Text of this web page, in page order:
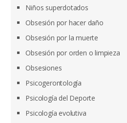
Niños superdotados
Obsesión por hacer daño
Obsesión por la muerte
Obsesión por orden o limpieza
Obsesiones
Psicogerontología
Psicología del Deporte
Psicología evolutiva